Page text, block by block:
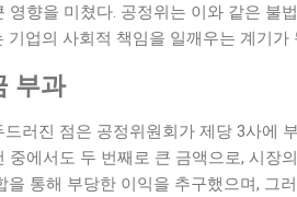
영향을 미쳤다. 공정위는 이와 같은 불
기업의 사회적 책임을 일깨우는 계기가
부과
러진 점은 공정위원회가 제당 3사에
중에서도 두 번째로 큰 금액으로, 시장
을 통해 부당한 이익을 추구했으며, 그